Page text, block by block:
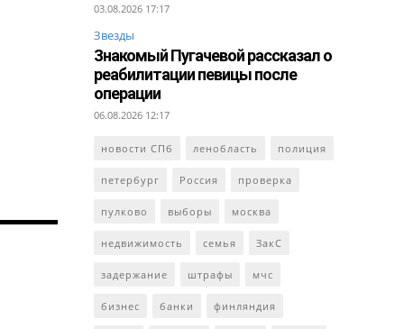
03.08.2026 17:17
Звезды
Знакомый Пугачевой рассказал о
реабилитации певицы после
операции
06.08.2026 12:17
новости СПб ленобласть полиция
петербург Россия проверка
пулково выборы москва
недвижимость семья ЗакС
задержание штрафы мчс
бизнес банки финляндия